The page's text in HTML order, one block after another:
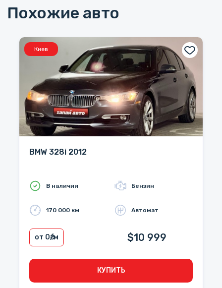
Похожие авто
Киев
BMW 328i 2012
В наличии Бензин
170 000 км Автомат
от 0₴/м $10 999
КУПИТЬ